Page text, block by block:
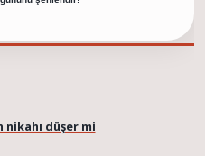
nikahı düşer mi